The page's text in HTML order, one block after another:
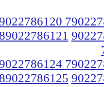
89022786121
89022786125